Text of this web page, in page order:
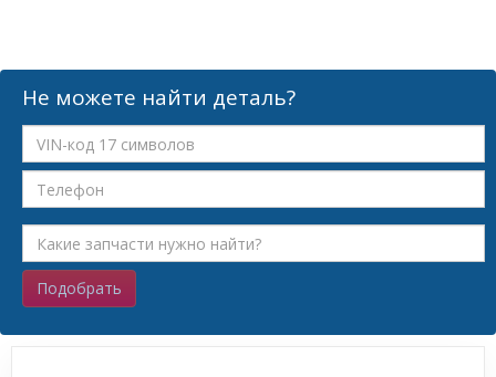
Не можете найти деталь?
Подобрать